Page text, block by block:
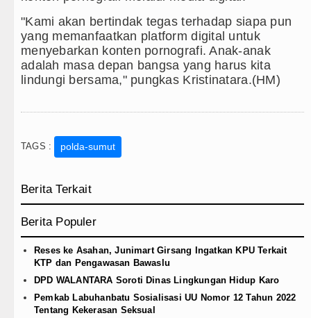
"Kami akan bertindak tegas terhadap siapa pun
yang memanfaatkan platform digital untuk
menyebarkan konten pornografi. Anak-anak
adalah masa depan bangsa yang harus kita
lindungi bersama," pungkas Kristinatara.(HM)
TAGS : polda-sumut
Berita Terkait
Berita Populer
Reses ke Asahan, Junimart Girsang Ingatkan KPU Terkait
KTP dan Pengawasan Bawaslu
DPD WALANTARA Soroti Dinas Lingkungan Hidup Karo
Pemkab Labuhanbatu Sosialisasi UU Nomor 12 Tahun 2022
Tentang Kekerasan Seksual